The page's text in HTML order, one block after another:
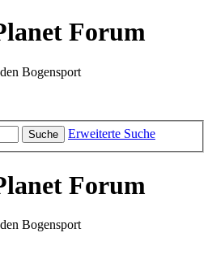
Forum
Bogensport
Suche Erweiterte Suche
Forum
Bogensport